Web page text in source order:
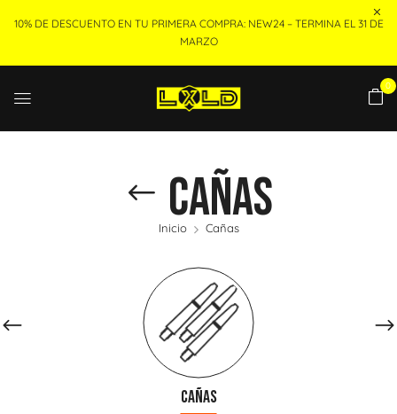
10% DE DESCUENTO EN TU PRIMERA COMPRA: NEW24 – TERMINA EL 31 DE
MARZO
0
Cañas
Inicio Cañas
CAÑAS